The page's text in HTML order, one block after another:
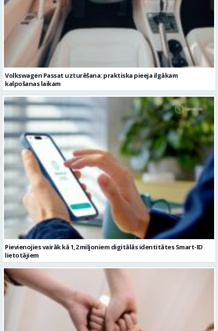
Volkswagen Passat uzturēšana: praktiska pieeja ilgākam
kalpošanas laikam
Pievienojies vairāk kā 1,2 miljoniem digitālās identitātes Smart-ID
lietotājiem